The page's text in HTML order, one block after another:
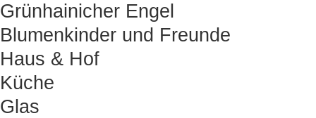
Grünhainicher Engel
Blumenkinder und Freunde
Haus & Hof
Küche
Glas